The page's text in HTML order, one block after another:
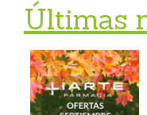
Últimas